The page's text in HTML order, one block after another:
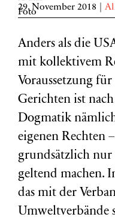
29. November 2018
Anders als die
mit kollektivem
Voraussetzung
Gerichten ist
Dogmatik
eigenen Rechten
grundsätzlich nur
geltend machen.
das mit der
Umweltverbände